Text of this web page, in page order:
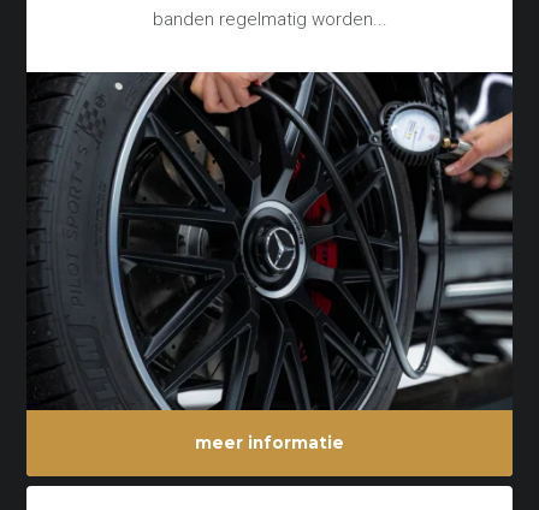
banden regelmatig worden...
meer informatie